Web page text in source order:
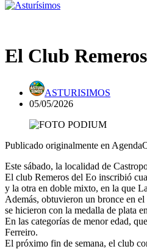
El Club
ASTURISIMOS
05/05/2026
Publicado originalmente en
Este sábado, la localidad de
El club Remeros del Eo inscribió
y la otra en doble mixto, en la que
Además, obtuvieron un bronce en
se hicieron con la medalla de plata
En las categorías de menor edad,
Ferreiro.
El próximo fin de semana, el club